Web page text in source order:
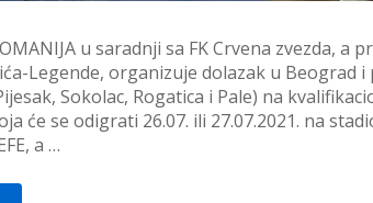
u saradnji sa FK Crvena zvezda,
Legende, organizuje dolazak u Beograd
Sokolac, Rogatica i Pale) na
će se odigrati 26.07. ili 27.07.2021. na
a …